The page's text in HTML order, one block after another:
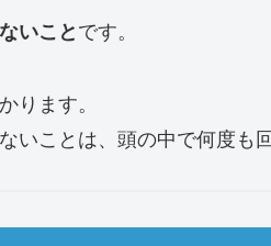
いことです。
ります。
いことは、頭の中で何度も